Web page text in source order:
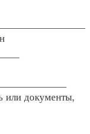
или документы,